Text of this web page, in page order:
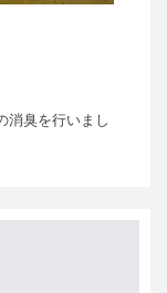
消臭を行いまし